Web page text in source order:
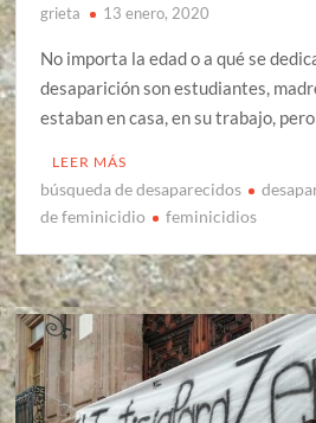
grieta 13 enero, 2020
No importa la edad o a qué se
desaparición son estudiantes,
estaban en casa, en su trabajo,
LEER MÁS
búsqueda de desaparecidos
de feminicidio
feminicidios